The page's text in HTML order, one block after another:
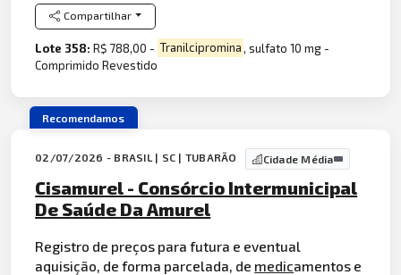
Compartilhar
Lote 358:R$ 788,00 - Tranilcipromina, sulfato 10 mg -
Comprimido Revestido
Recomendamos
02/07/2026 - BRASIL | SC | TUBARÃO Cidade Média
Cisamurel - Consórcio Intermunicipal
De Saúde Da Amurel
Registro de preços para futura e eventual
aquisição, de forma parcelada, de medicamentos e